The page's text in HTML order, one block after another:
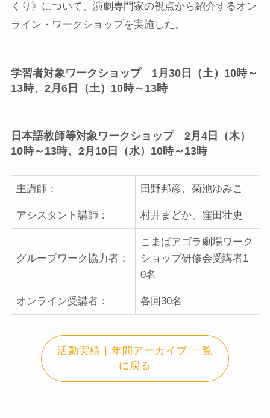
くり》について、演劇専門家の視点から紹介するオン
ライン・ワークショップを実施した。
学習者対象ワークショップ 1月30日（土）10時～
13時、2月6日（土）10時～13時
日本語教師等対象ワークショップ 2月4日（木）
10時～13時、2月10日（水）10時～13時
主講師： 田野邦彦、菊池ゆみこ
アシスタント講師： 村井まどか、窪田壮史
グループワーク協力者：
こまばアゴラ劇場ワーク
ショップ研修会受講者1
0名
オンライン受講者： 各回30名
活動実績｜年間アーカイブ 一覧
に戻る